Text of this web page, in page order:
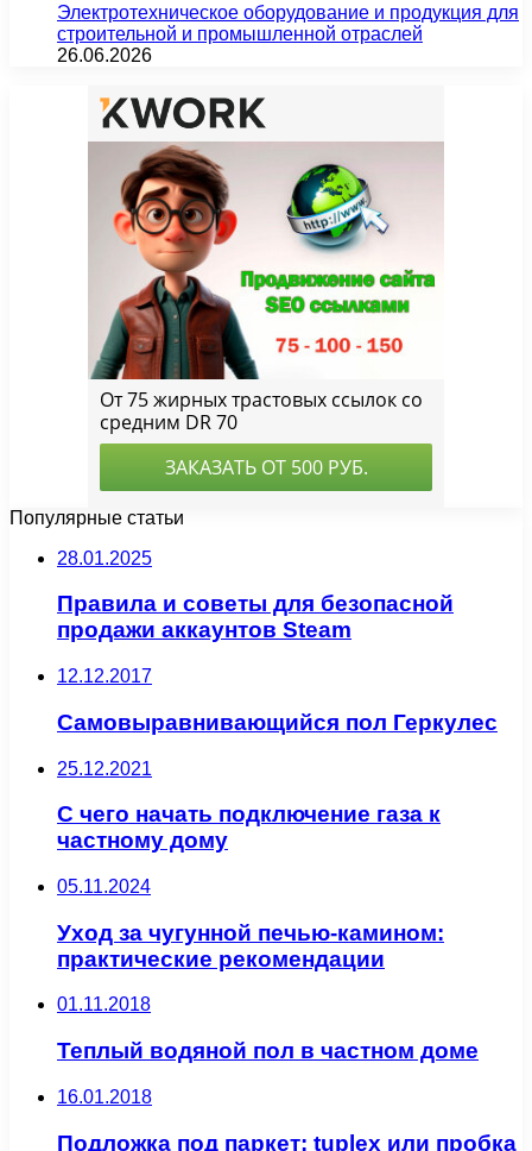
Электротехническое оборудование и продукция для
строительной и промышленной отраслей
26.06.2026
Популярные статьи
28.01.2025
Правила и советы для безопасной
продажи аккаунтов Steam
12.12.2017
Самовыравнивающийся пол Геркулес
25.12.2021
С чего начать подключение газа к
частному дому
05.11.2024
Уход за чугунной печью-камином:
практические рекомендации
01.11.2018
Теплый водяной пол в частном доме
16.01.2018
Подложка под паркет: tuplex или пробка